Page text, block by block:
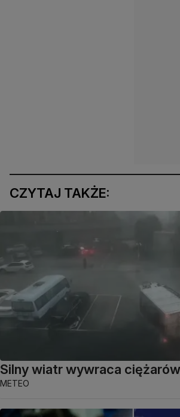
CZYTAJ TAKŻE:
Silny wiatr wywraca
METEO